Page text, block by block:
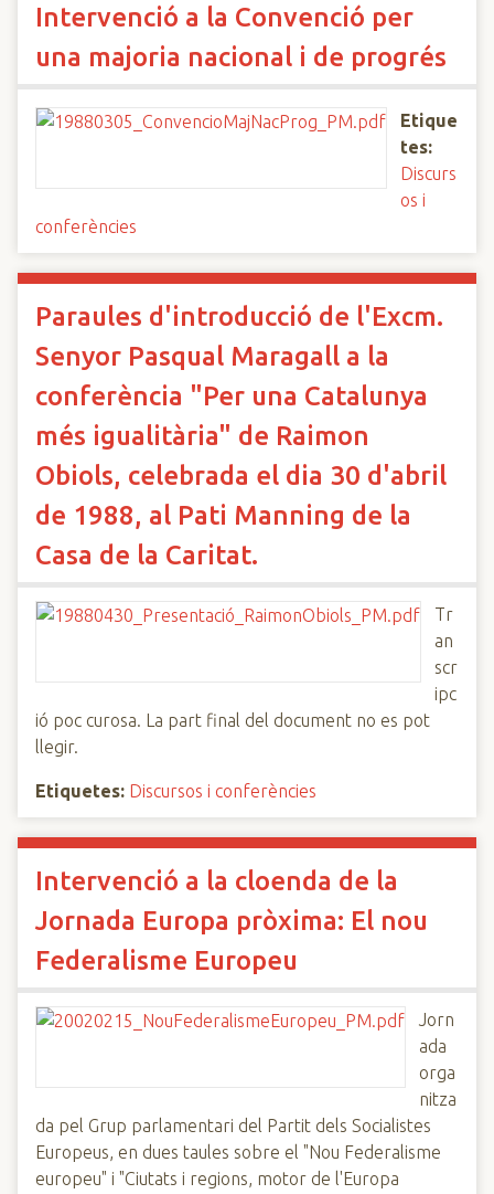
Intervenció a la Convenció per
una majoria nacional i de progrés
Etique
tes:
Discurs
os i
conferències
Paraules d'introducció de l'Excm.
Senyor Pasqual Maragall a la
conferència "Per una Catalunya
més igualitària" de Raimon
Obiols, celebrada el dia 30 d'abril
de 1988, al Pati Manning de la
Casa de la Caritat.
Tr
an
scr
ipc
ió poc curosa. La part final del document no es pot
llegir.
Etiquetes: Discursos i conferències
Intervenció a la cloenda de la
Jornada Europa pròxima: El nou
Federalisme Europeu
Jorn
ada
orga
nitza
da pel Grup parlamentari del Partit dels Socialistes
Europeus, en dues taules sobre el "Nou Federalisme
europeu" i "Ciutats i regions, motor de l'Europa